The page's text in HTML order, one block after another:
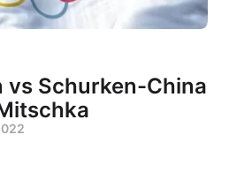
vs Schurken-China